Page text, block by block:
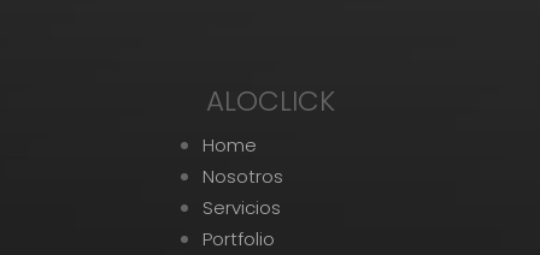
ALOCLICK
Home
Nosotros
Servicios
Portfolio